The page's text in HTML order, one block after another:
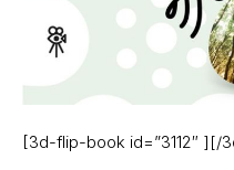
[3d-flip-book id=”3112″ ][/